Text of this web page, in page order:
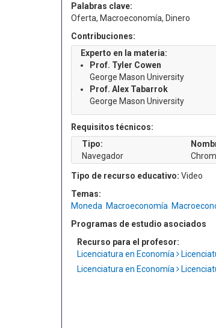
Palabras clave:
Oferta, Macroeconomía, Dinero
Contribuciones:
Experto en la materia:
Prof. Tyler Cowen
George Mason University
Prof. Alex Tabarrok
George Mason University
Requisitos técnicos:
Tipo:
Navegador
Tipo de recurso educativo: Video
Temas:
Moneda Macroeconomía
Programas de estudio asociados
Recurso para el profesor:
Licenciatura en Economía
Licenciatura en Economía